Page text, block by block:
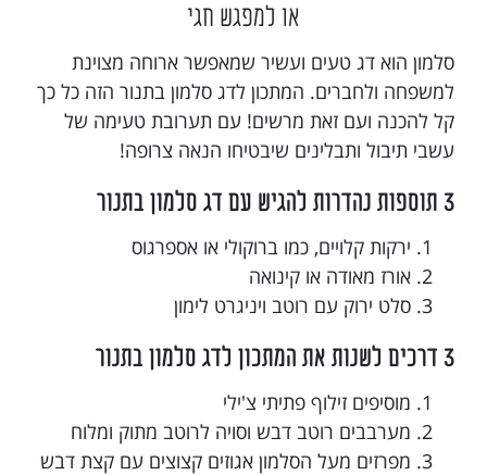
או למפגש חגי
סלמון הוא דג טעים ועשיר שמאפשר ארוחה מצוינת
למשפחה ולחברים. המתכון לדג סלמון בתנור הזה כל כך
קל להכנה ועם זאת מרשים! עם תערובת טעימה של
עשבי תיבול ותבלינים שיבטיחו הנאה צרופה!
3 תוספות נהדרות להגיש עם דג סלמון בתנור
ירקות קלויים, כמו ברוקולי או אספרגוס
אורז מאודה או קינואה
סלט ירוק עם רוטב ויניגרט לימון
3 דרכים לשנות את המתכון לדג סלמון בתנור
מוסיפים זילוף פתיתי צ'ילי
מערבבים רוטב דבש וסויה לרוטב מתוק ומלוח
מפרזים מעל הסלמון אגוזים קצוצים עם קצת דבש